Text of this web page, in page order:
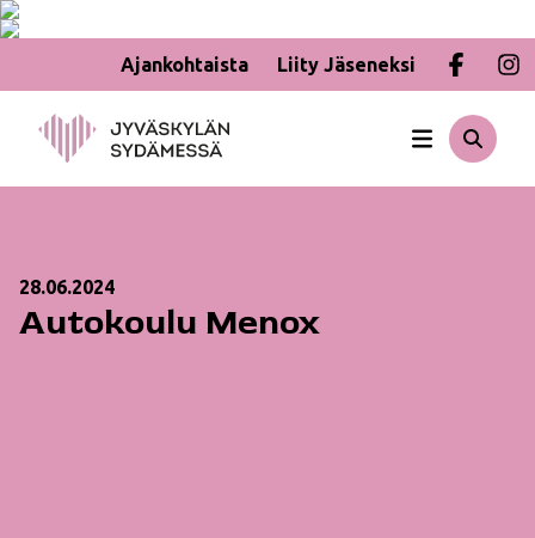
Ajankohtaista
Liity Jäseneksi
sisältöön
28.06.2024
Autokoulu Menox